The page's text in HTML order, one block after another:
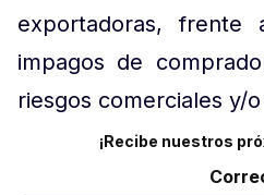
exportadoras, frente
impagos de
riesgos comerciales y/
¡Recibe nuestros